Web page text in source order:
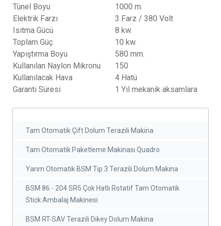
Tünel Boyu
1000 m.
Elektrik Farzı
3 Farz / 380 Volt
Isıtma Gücü
8 kw.
Toplam Güç
10 kw.
Yapıştırma Boyu
580 mm.
Kullanılan Naylon Mikronu
150
Kullanılacak Hava
4 Hatü
Garanti Süresi
1 Yıl mekanik aksamlara
Tam Otomatik Çift Dolum Terazili Makina
Tam Otomatik Paketleme Makinası Quadro
Yarım Otomatik BSM Tip 3 Terazili Dolum Makina
BSM 86 - 204 SR5 Çok Hatlı Rotatif Tam Otomatik
Stick Ambalaj Makinesi
BSM RT-SAV Terazili Dikey Dolum Makina